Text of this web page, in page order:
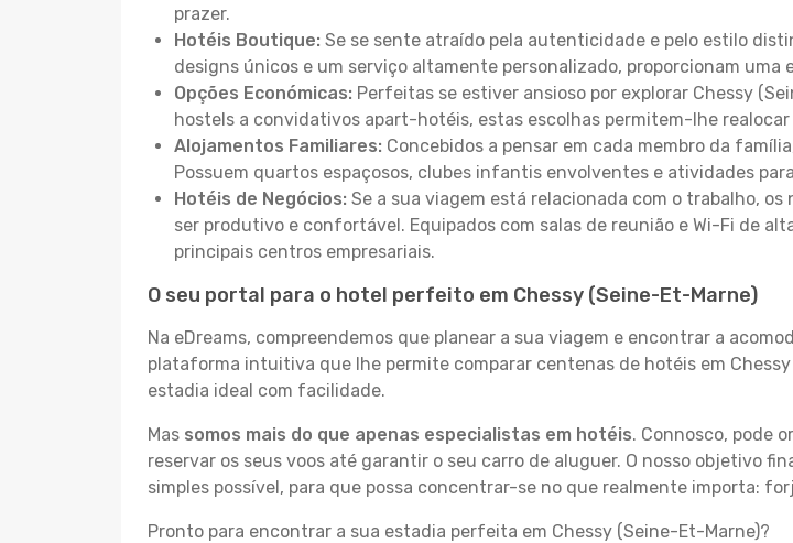
prazer.
Hotéis Boutique: Se se sente atraído pela autenticidade e pelo estilo
designs únicos e um serviço altamente personalizado, proporcionam uma
Opções Económicas: Perfeitas se estiver ansioso por explorar Chessy
hostels a convidativos apart-hotéis, estas escolhas permitem-lhe
Alojamentos Familiares: Concebidos a pensar em cada membro da
Possuem quartos espaçosos, clubes infantis envolventes e atividades
Hotéis de Negócios: Se a sua viagem está relacionada com o trabalho,
ser produtivo e confortável. Equipados com salas de reunião e Wi-Fi de
principais centros empresariais.
O seu portal para o hotel perfeito em Chessy (Seine-Et-Marne)
Na eDreams, compreendemos que planear a sua viagem e encontrar a
plataforma intuitiva que lhe permite comparar centenas de hotéis em
estadia ideal com facilidade.
Mas somos mais do que apenas especialistas em hotéis. Connosco, pode
reservar os seus voos até garantir o seu carro de aluguer. O nosso objetivo
simples possível, para que possa concentrar-se no que realmente importa:
Pronto para encontrar a sua estadia perfeita em Chessy (Seine-Et-Marne)?